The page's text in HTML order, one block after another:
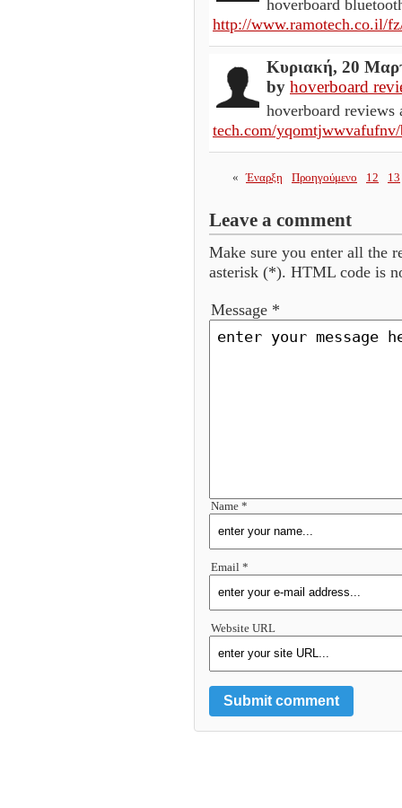
hoverboard
http://www.ramotech.co.il/
Κυριακή, 20
by hoverboard
hoverboard
tech.com/
« Έναρξη Προηγούμενο 12 13
Leave a comment
Make sure you enter all the
asterisk (*). HTML code is
Message *
Name *
Email *
Website URL